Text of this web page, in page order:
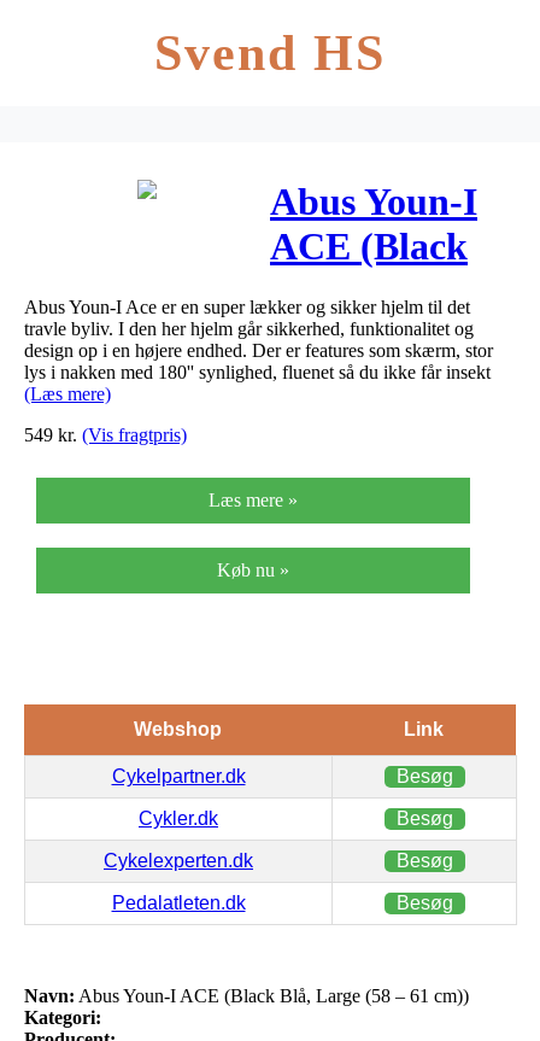
Svend HS
Abus Youn-I
ACE (Black
Blå, Large (58
– 61 cm))
Abus Youn-I Ace er en super lækker og sikker hjelm til det
travle byliv. I den her hjelm går sikkerhed, funktionalitet og
design op i en højere endhed. Der er features som skærm, stor
lys i nakken med 180'' synlighed, fluenet så du ikke får insekt
(Læs mere)
549 kr. (Vis fragtpris)
Læs mere »
Køb nu »
Webshop Link
Cykelpartner.dk Besøg
Cykler.dk Besøg
Cykelexperten.dk Besøg
Pedalatleten.dk Besøg
Navn: Abus Youn-I ACE (Black Blå, Large (58 – 61 cm))
Kategori: